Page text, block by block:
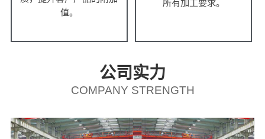
值。
所有加工要求。
公司实力
COMPANY STRENGTH